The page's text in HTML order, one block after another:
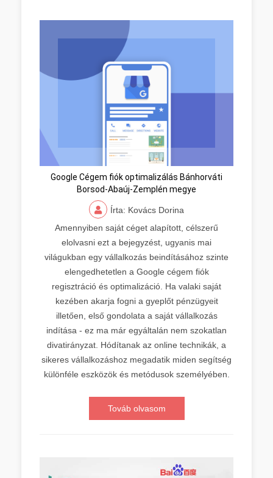
Google Cégem fiók optimalizálás Bánhorváti
Borsod-Abaúj-Zemplén megye
Írta: Kovács Dorina
Amennyiben saját céget alapított, célszerű
elolvasni ezt a bejegyzést, ugyanis mai
világukban egy vállalkozás beindításához szinte
elengedhetetlen a Google cégem fiók
regisztráció és optimalizáció. Ha valaki saját
kezében akarja fogni a gyeplőt pénzügyeit
illetően, első gondolata a saját vállalkozás
indítása - ez ma már egyáltalán nem szokatlan
divatirányzat. Hódítanak az online technikák, a
sikeres vállalkozáshoz megadatik miden segítség
különféle eszközök és metódusok személyében.
Továb olvasom